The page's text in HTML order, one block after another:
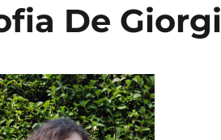
De Giorgi